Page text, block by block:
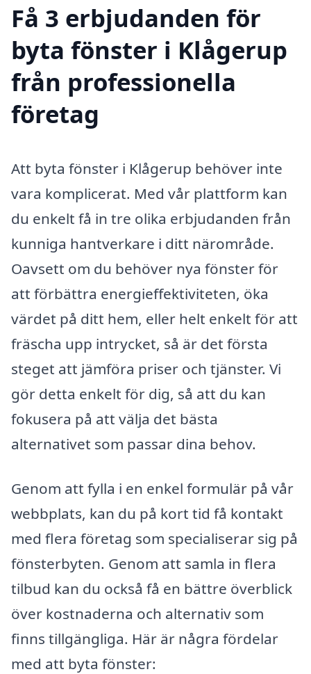
Få 3 erbjudanden för
byta fönster i Klågerup
från professionella
företag
Att byta fönster i Klågerup behöver inte
vara komplicerat. Med vår plattform kan
du enkelt få in tre olika erbjudanden från
kunniga hantverkare i ditt närområde.
Oavsett om du behöver nya fönster för
att förbättra energieffektiviteten, öka
värdet på ditt hem, eller helt enkelt för att
fräscha upp intrycket, så är det första
steget att jämföra priser och tjänster. Vi
gör detta enkelt för dig, så att du kan
fokusera på att välja det bästa
alternativet som passar dina behov.
Genom att fylla i en enkel formulär på vår
webbplats, kan du på kort tid få kontakt
med flera företag som specialiserar sig på
fönsterbyten. Genom att samla in flera
tilbud kan du också få en bättre överblick
över kostnaderna och alternativ som
finns tillgängliga. Här är några fördelar
med att byta fönster: